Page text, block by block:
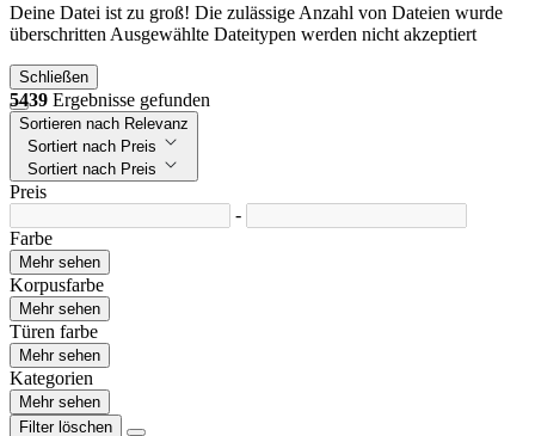
Deine Datei ist zu groß! Die zulässige Anzahl von Dateien wurde
überschritten Ausgewählte Dateitypen werden nicht akzeptiert
Schließen
5439 Ergebnisse gefunden
Sortieren nach Relevanz
Sortiert nach Preis
Sortiert nach Preis
Preis
-
Farbe
Mehr sehen
Korpusfarbe
Mehr sehen
Türen farbe
Mehr sehen
Kategorien
Mehr sehen
Filter löschen